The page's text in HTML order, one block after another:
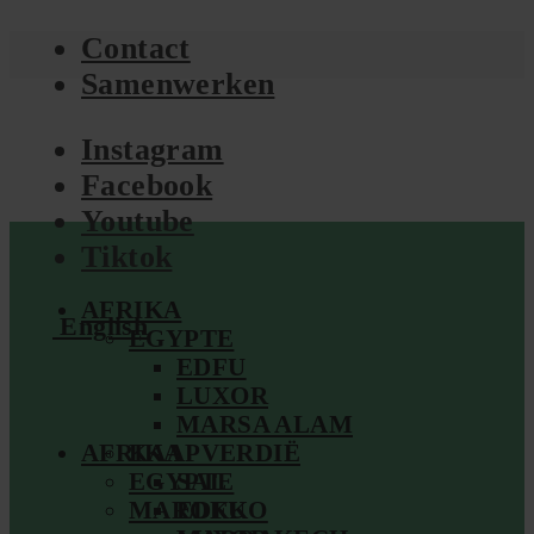
Contact
Samenwerken
Instagram
Facebook
Youtube
Tiktok
English
AFRIKA
EGYPTE
EDFU
LUXOR
MARSA ALAM
KAAPVERDIË
SAL
MAROKKO
AFRIKA
EGYPTE
EDFU